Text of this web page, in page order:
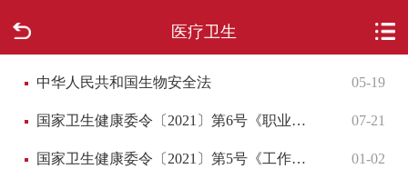
医疗卫生
走进柳城
中华人民共和国生物安全法 05-19
国家卫生健康委令〔2021〕第6号《职业病诊断与鉴定管理办法》 07-21
国家卫生健康委令〔2021〕第5号《工作场所职业卫生管理规定》 01-02